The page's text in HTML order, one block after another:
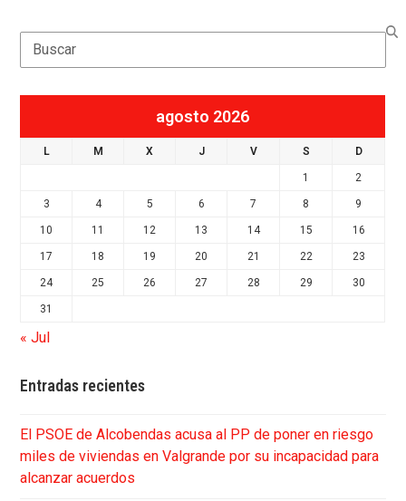
Search
agosto 2026
L M X J V S D
1 2
3 4 5 6 7 8 9
10 11 12 13 14 15 16
17 18 19 20 21 22 23
24 25 26 27 28 29 30
31
« Jul
Entradas recientes
El PSOE de Alcobendas acusa al PP de poner en riesgo
miles de viviendas en Valgrande por su incapacidad para
alcanzar acuerdos